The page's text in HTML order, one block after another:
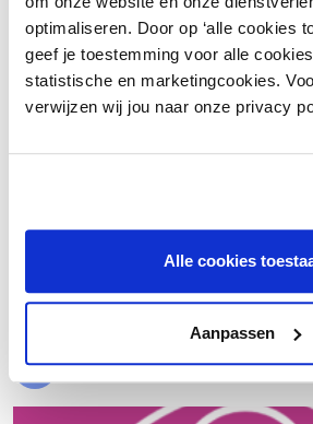
optimaliseren. Door op ‘alle cookies
geef je toestemming voor alle
statistische en marketingcookies.
verwijzen wij jou naar onze privacy
Alle cookies
Aanpassen
Laad meer
Evenementen